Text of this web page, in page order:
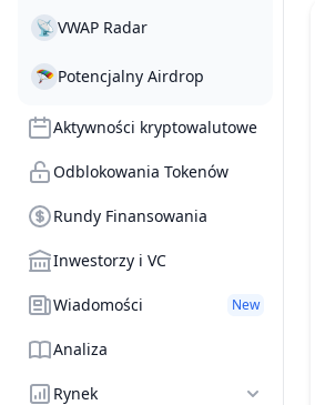
📡 VWAP Radar
🪂 Potencjalny Airdrop
Aktywności kryptowalutowe
Odblokowania Tokenów
Rundy Finansowania
Inwestorzy i VC
Wiadomości New
Analiza
Rynek